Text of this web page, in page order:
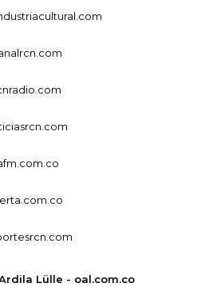
Lülle - oal.com.co